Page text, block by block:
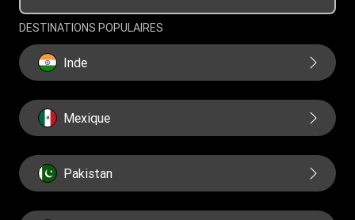
DESTINATIONS POPULAIRES
Inde
Mexique
Pakistan